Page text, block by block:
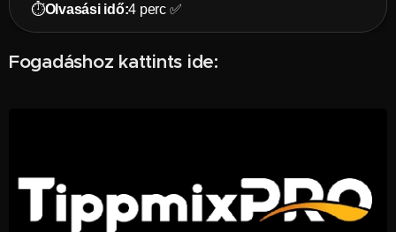
⏱️Olvasási idő:4 perc ✅
Fogadáshoz kattints ide: